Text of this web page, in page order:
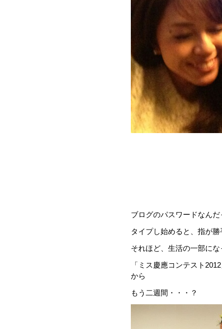
ブログのパスワードなん
タイプし始めると、指が
それほど、生活の一部に
「ミス慶應コンテスト
から
もう二週間・・・？